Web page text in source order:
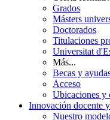
Grados
Másters
Doctorados
Titulaciones
Universitat
Más...
Becas y
Acceso
Ubicaciones y
Innovación docente
Nuestro